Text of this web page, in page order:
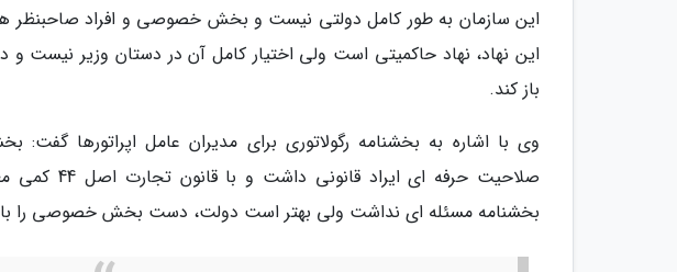
این سازمان به طور کامل دولتی نیست و بخش خصوصی و افراد صاحبنظر
این نهاد، نهاد حاکمیتی است ولی اختیار کامل آن در دستان وزیر
باز کند.
وی با اشاره به بخشنامه رگولاتوری برای مدیران عامل اپراتورها گفت:
صلاحیت حرفه
بخشنامه مسئله ای نداشت ولی بهتر است دولت، دست بخش خصوصی را باز